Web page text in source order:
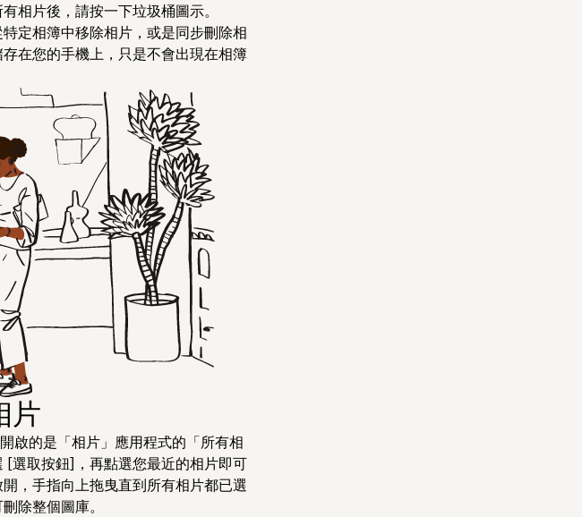
相片後，請按一下垃圾桶圖示。
定相簿中移除相片，或是同步刪除相
在您的手機上，只是不會出現在相簿
片
啟的是「相片」應用程式的「所有相
[選取按鈕] ，再點選您最近的相片即可
，手指向上拖曳直到所有相片都已選
除整個圖庫。